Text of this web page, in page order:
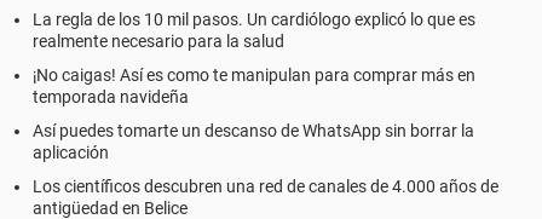
La regla de los 10 mil pasos. Un cardiólogo explicó lo que es
realmente necesario para la salud
¡No caigas! Así es como te manipulan para comprar más en
temporada navideña
Así puedes tomarte un descanso de WhatsApp sin borrar la
aplicación
Los científicos descubren una red de canales de 4.000 años de
antigüedad en Belice